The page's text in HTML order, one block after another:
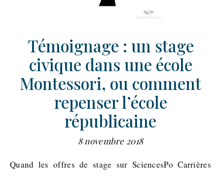
Témoignage : un stage
civique dans une école
Montessori, ou comment
repenser l’école
républicaine
8 novembre 2018
Quand les offres de stage sur SciencesPo Carrières